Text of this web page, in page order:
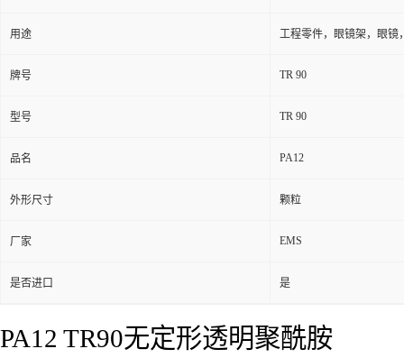
用途 工程零件，眼镜架，眼镜
牌号 TR 90
型号 TR 90
品名 PA12
外形尺寸 颗粒
厂家 EMS
是否进口 是
PA12 TR90无定形透明聚酰胺